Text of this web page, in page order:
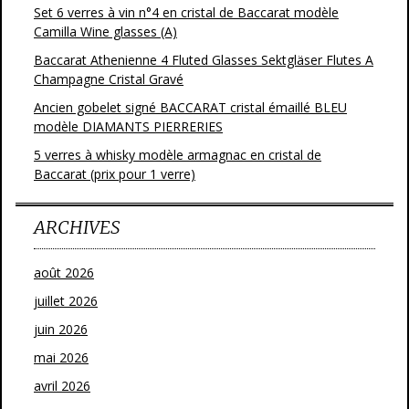
Set 6 verres à vin n°4 en cristal de Baccarat modèle
Camilla Wine glasses (A)
Baccarat Athenienne 4 Fluted Glasses Sektgläser Flutes A
Champagne Cristal Gravé
Ancien gobelet signé BACCARAT cristal émaillé BLEU
modèle DIAMANTS PIERRERIES
5 verres à whisky modèle armagnac en cristal de
Baccarat (prix pour 1 verre)
ARCHIVES
août 2026
juillet 2026
juin 2026
mai 2026
avril 2026